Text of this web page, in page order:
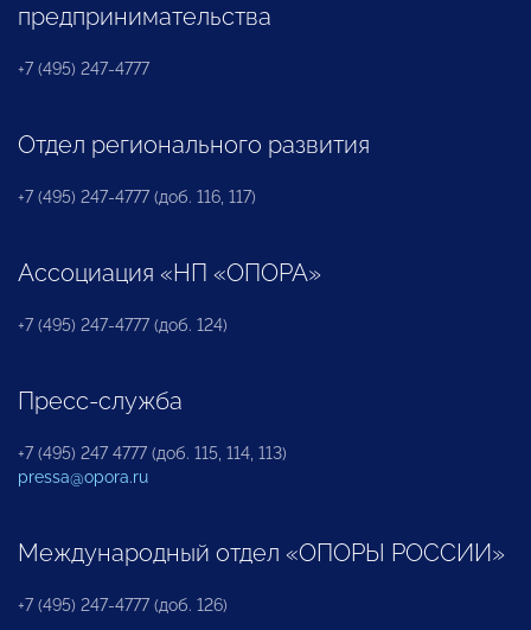
предпринимательства
+7 (495) 247-4777
Отдел регионального развития
+7 (495) 247-4777 (доб. 116, 117)
Ассоциация «НП «ОПОРА»
+7 (495) 247-4777 (доб. 124)
Пресс-служба
+7 (495) 247 4777 (доб. 115, 114, 113)
pressa@opora.ru
Международный отдел «ОПОРЫ РОССИИ»
+7 (495) 247-4777 (доб. 126)